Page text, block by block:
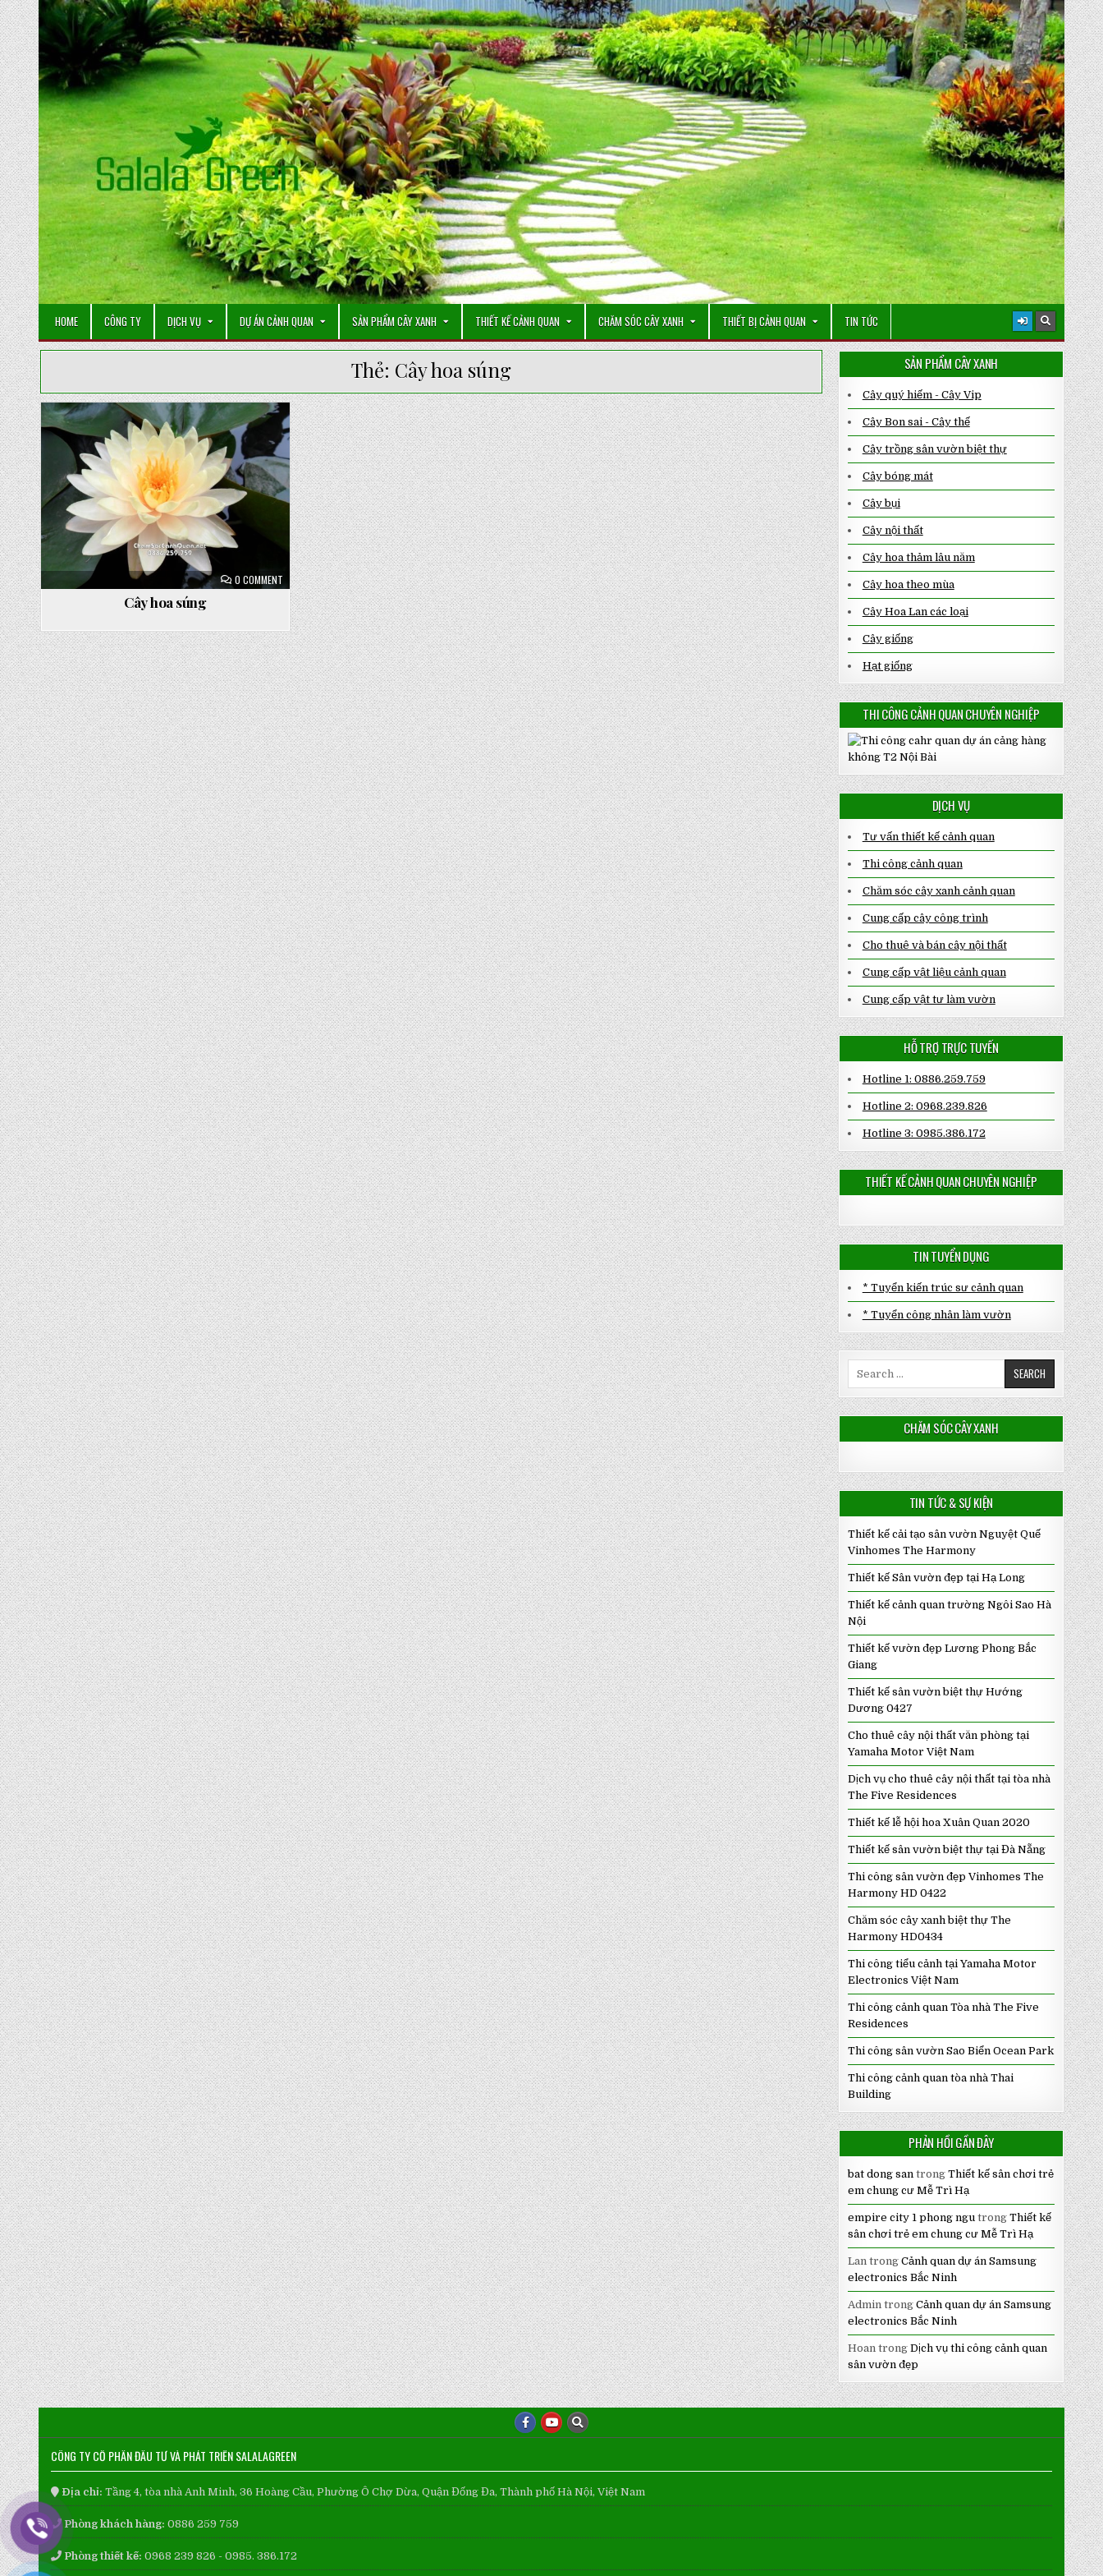
Skip
to
content
HOME CÔNG TY DỊCH VỤ DỰ ÁN CẢNH QUAN SẢN PHẨM CÂY XANH THIẾT KẾ CẢNH QUAN CHĂM SÓC CÂY XANH THIẾT BỊ CẢNH QUAN TIN TỨC
Thẻ: Cây hoa súng
0 COMMENTON
CÂY
HOA
SÚNG
Posted
in
Cây hoa súng
SẢN PHẨM CÂY XANH
Cây quý hiếm - Cây Vip
Cây Bon sai - Cây thế
Cây trồng sân vườn biệt thự
Cây bóng mát
Cây bụi
Cây nội thất
Cây hoa thảm lâu năm
Cây hoa theo mùa
Cây Hoa Lan các loại
Cây giống
Hạt giống
THI CÔNG CẢNH QUAN CHUYÊN NGHIỆP
DỊCH VỤ
Tư vấn thiết kế cảnh quan
Thi công cảnh quan
Chăm sóc cây xanh cảnh quan
Cung cấp cây công trình
Cho thuê và bán cây nội thất
Cung cấp vật liệu cảnh quan
Cung cấp vật tư làm vườn
HỖ TRỢ TRỰC TUYẾN
Hotline 1: 0886.259.759
Hotline 2: 0968.239.826
Hotline 3: 0985.386.172
THIẾT KẾ CẢNH QUAN CHUYÊN NGHIỆP
TIN TUYỂN DỤNG
* Tuyển kiến trúc sư cảnh quan
* Tuyển công nhân làm vườn
CHĂM SÓC CÂY XANH
TIN TỨC & SỰ KIỆN
Thiết kế cải tạo sân vườn Nguyệt Quế
Vinhomes The Harmony
Thiết kế Sân vườn đẹp tại Hạ Long
Thiết kế cảnh quan trường Ngôi Sao Hà
Nội
Thiết kế vườn đẹp Lương Phong Bắc
Giang
Thiết kế sân vườn biệt thự Hướng
Dương 0427
Cho thuê cây nội thất văn phòng tại
Yamaha Motor Việt Nam
Dịch vụ cho thuê cây nội thất tại tòa nhà
The Five Residences
Thiết kế lễ hội hoa Xuân Quan 2020
Thiết kế sân vườn biệt thự tại Đà Nẵng
Thi công sân vườn đẹp Vinhomes The
Harmony HD 0422
Chăm sóc cây xanh biệt thự The
Harmony HD0434
Thi công tiểu cảnh tại Yamaha Motor
Electronics Việt Nam
Thi công cảnh quan Tòa nhà The Five
Residences
Thi công sân vườn Sao Biển Ocean Park
Thi công cảnh quan tòa nhà Thai
Building
PHẢN HỒI GẦN ĐÂY
bat dong santrong Thiết kế sân chơi trẻ
em chung cư Mễ Trì Hạ
empire city 1 phong ngutrong Thiết kế
sân chơi trẻ em chung cư Mễ Trì Hạ
Lantrong Cảnh quan dự án Samsung
electronics Bắc Ninh
Admintrong Cảnh quan dự án Samsung
electronics Bắc Ninh
Hoantrong Dịch vụ thi công cảnh quan
sân vườn đẹp
CÔNG TY CỔ PHẦN ĐẦU TƯ VÀ PHÁT TRIỂN SALALAGREEN
Địa chỉ: Tầng 4, tòa nhà Anh Minh, 36 Hoàng Cầu, Phường Ô Chợ Dừa, Quận Đống Đa, Thành phố Hà Nội, Việt Nam
Phòng khách hàng: 0886 259 759
Phòng thiết kế: 0968 239 826 - 0985. 386.172